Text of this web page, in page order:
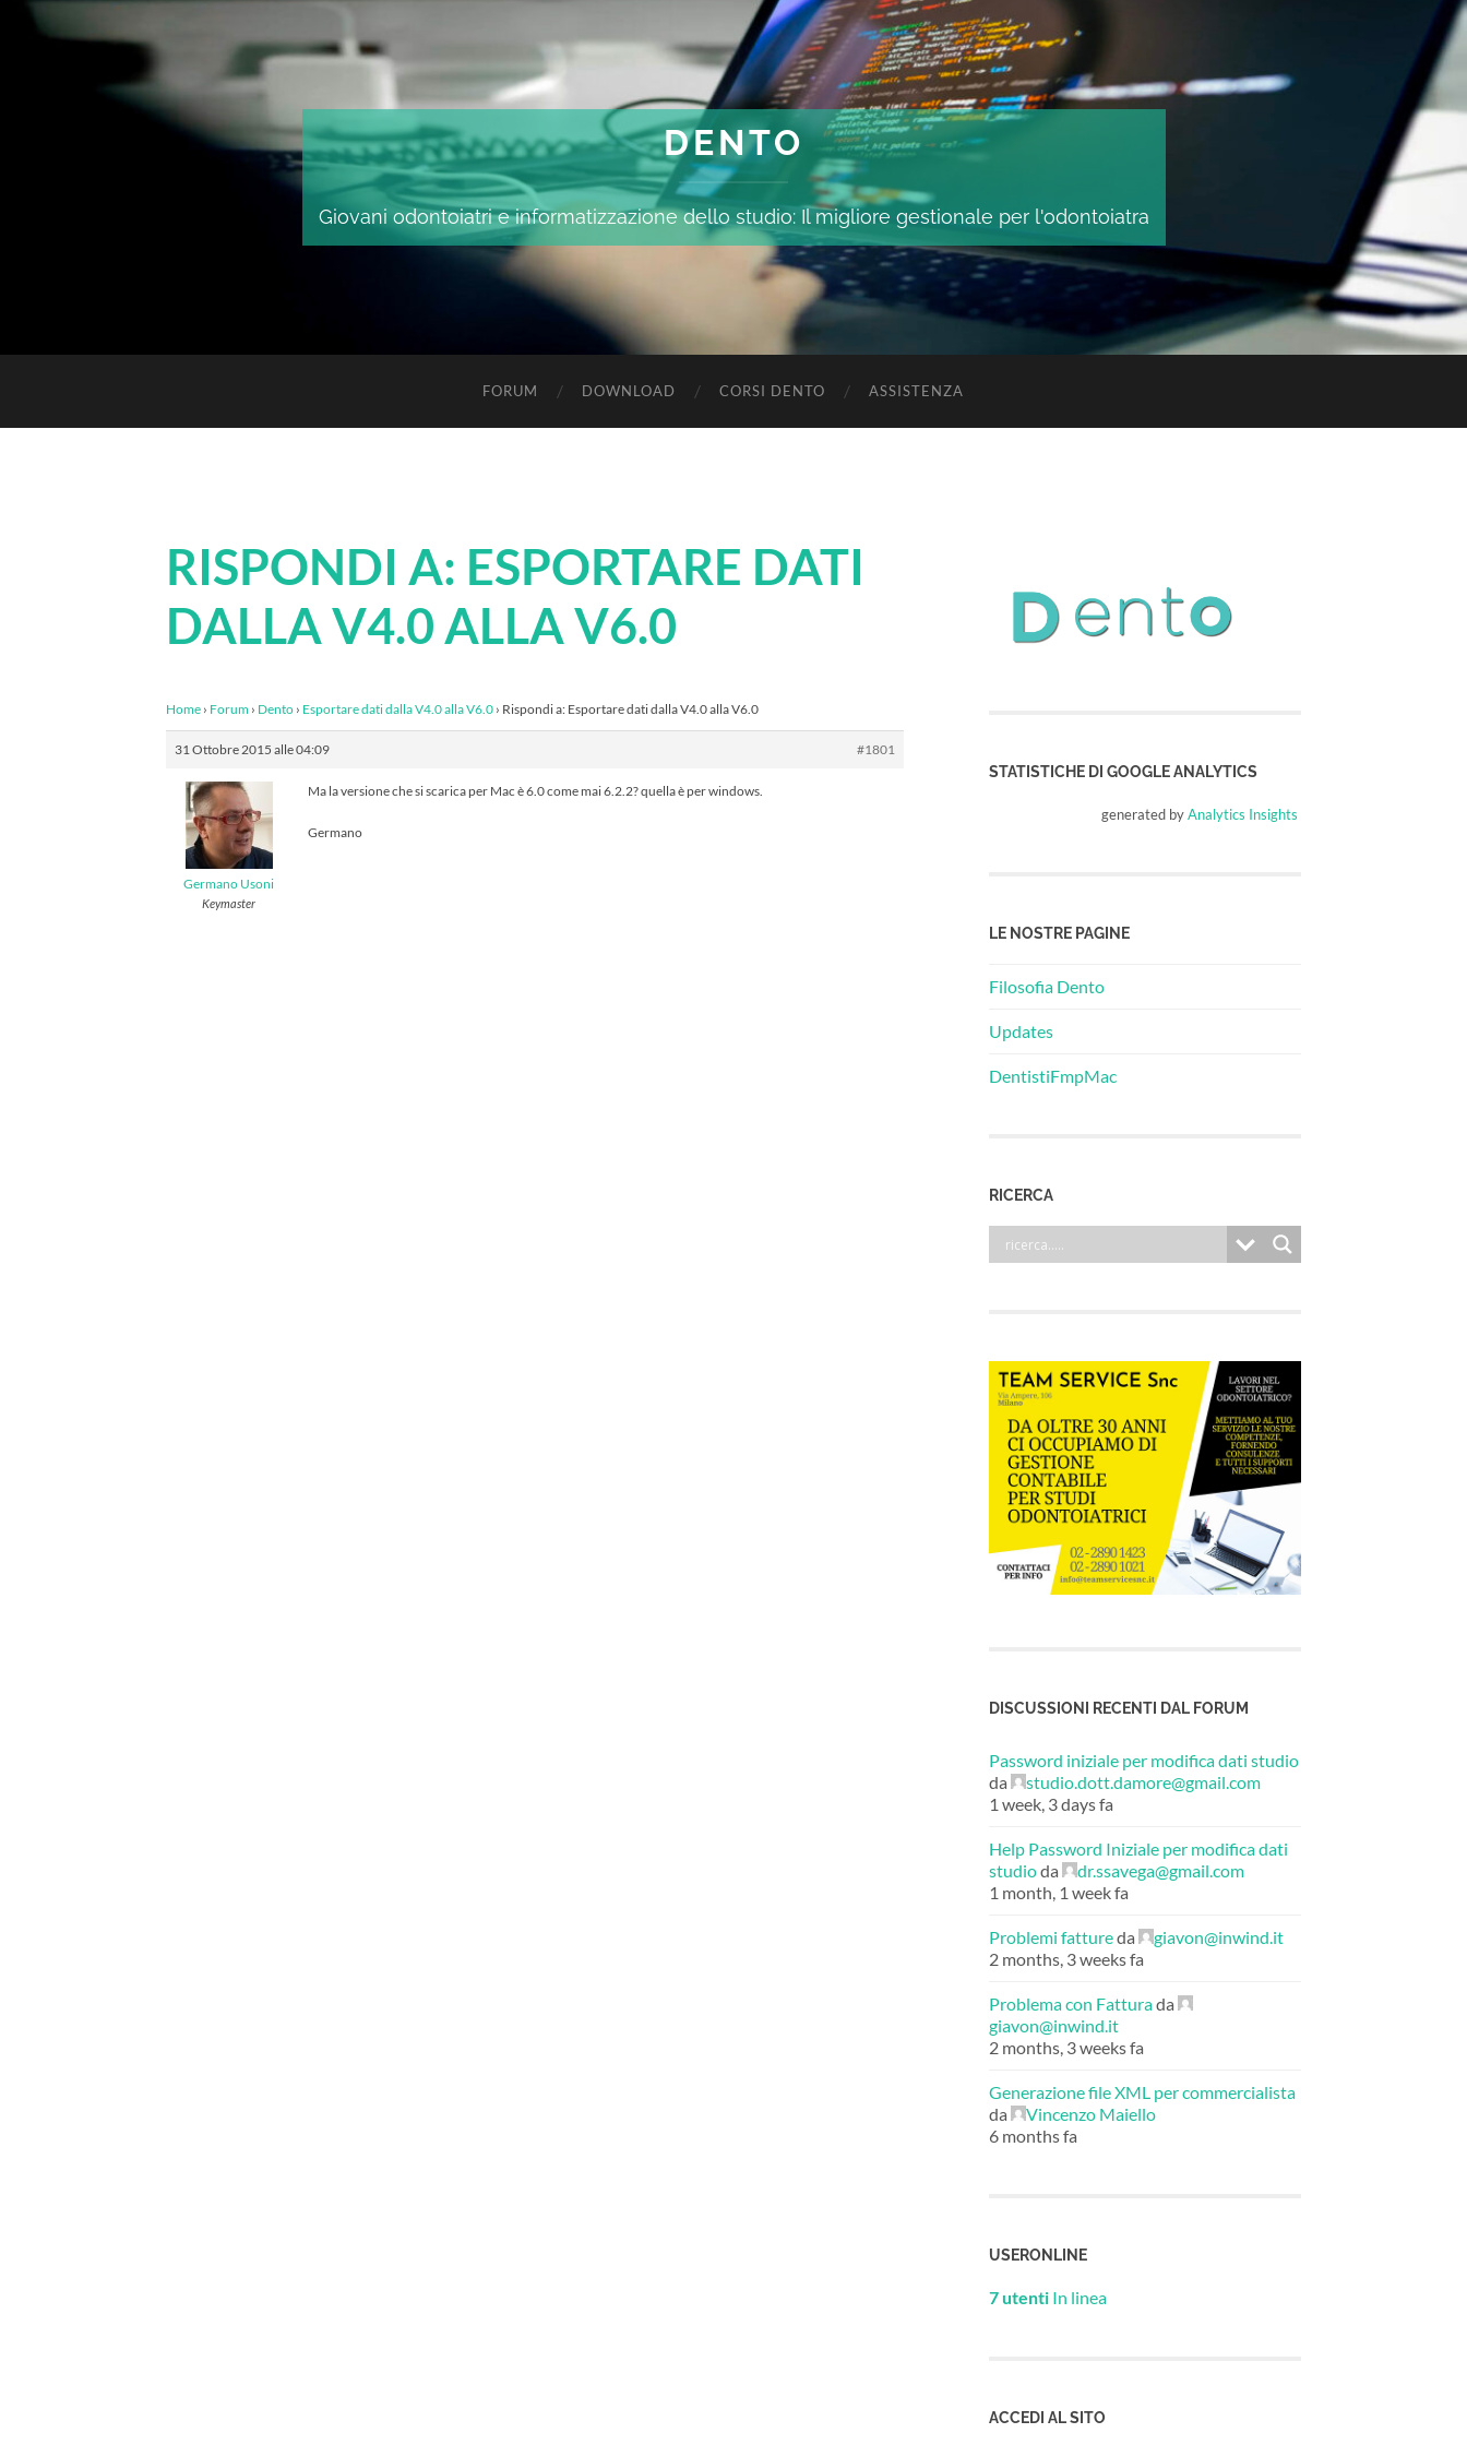
DENTO
Giovani odontoiatri e informatizzazione dello studio: Il migliore gestionale per l'odontoiatra
FORUM DOWNLOAD CORSI DENTO ASSISTENZA
RISPONDI A: ESPORTARE DATI
DALLA V4.0 ALLA V6.0
Home › Forum › Dento › Esportare dati dalla V4.0 alla V6.0 › Rispondi a: Esportare dati dalla V4.0 alla V6.0
31 Ottobre 2015 alle 04:09 #1801
Germano Usoni
Keymaster
Ma la versione che si scarica per Mac è 6.0 come mai 6.2.2? quella è per windows.
Germano
STATISTICHE DI GOOGLE ANALYTICS
generated byAnalytics Insights
LE NOSTRE PAGINE
Filosofia Dento
Updates
DentistiFmpMac
RICERCA
DISCUSSIONI RECENTI DAL FORUM
Password iniziale per modifica dati studio
da
studio.dott.damore@gmail.com
1 week, 3 days fa
Help Password Iniziale per modifica dati
studioda
dr.ssavega@gmail.com
1 month, 1 week fa
Problemi fattureda
giavon@inwind.it
2 months, 3 weeks fa
Problema con Fatturada
giavon@inwind.it
2 months, 3 weeks fa
Generazione file XML per commercialista
da
Vincenzo Maiello
6 months fa
USERONLINE
7 utenti In linea
ACCEDI AL SITO